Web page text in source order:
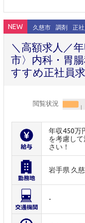
NEW 久慈市 調剤 正
＼高額求人／
市〉内科・胃
すすめ正社員
閲覧状況
年収450万
を考慮し
さい！
岩手県 久
-